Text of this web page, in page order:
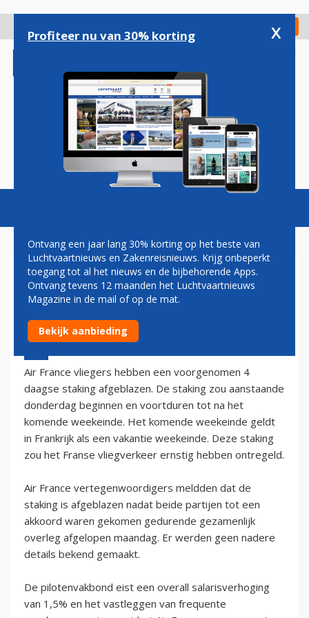
gaan
Check in
Magazine Podcasts Vacatures
CHAOS OP FRANSE
LUCHTHAVENS VOORKOMEN
1 mei 2002 - 2:00
Air France vliegers hebben een voorgenomen 4
daagse staking afgeblazen. De staking zou aanstaande
donderdag beginnen en voortduren tot na het
komende weekeinde. Het komende weekeinde geldt
in Frankrijk als een vakantie weekeinde. Deze staking
zou het Franse vliegverkeer ernstig hebben ontregeld.
Air France vertegenwoordigers meldden dat de
staking is afgeblazen nadat beide partijen tot een
akkoord waren gekomen gedurende gezamenlijk
overleg afgelopen maandag. Er werden geen nadere
details bekend gemaakt.
De pilotenvakbond eist een overall salarisverhoging
van 1,5% en het vastleggen van frequente
Profiteer nu van 30% korting x
Ontvang een jaar lang 30% korting op het beste van
Luchtvaartnieuws en Zakenreisnieuws. Krijg onbeperkt
toegang tot al het nieuws en de bijbehorende Apps.
Ontvang tevens 12 maanden het Luchtvaartnieuws
Magazine in de mail of op de mat.
Bekijk aanbieding